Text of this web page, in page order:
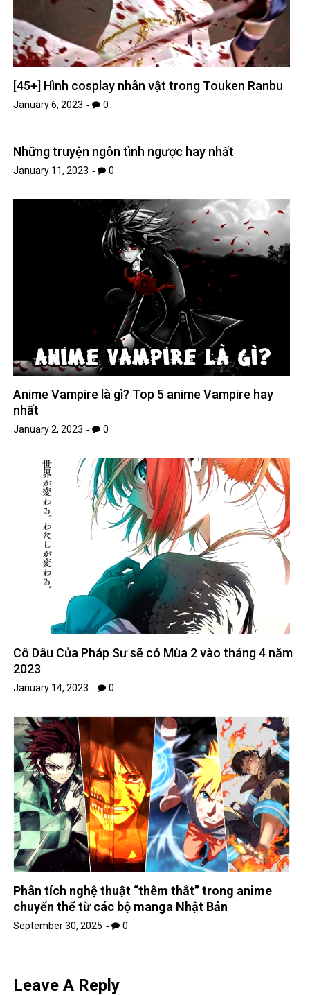
[45+] Hình cosplay nhân vật trong Touken Ranbu
January 6, 2023 0
Những truyện ngôn tình ngược hay nhất
January 11, 2023 0
Anime Vampire là gì? Top 5 anime Vampire hay
nhất
January 2, 2023 0
Cô Dâu Của Pháp Sư sẽ có Mùa 2 vào tháng 4 năm
2023
January 14, 2023 0
Phân tích nghệ thuật “thêm thắt” trong anime
chuyển thể từ các bộ manga Nhật Bản
September 30, 2025 0
Leave A Reply